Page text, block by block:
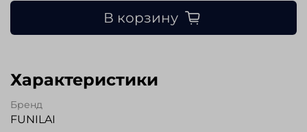
В корзину
Характеристики
Бренд
FUNILAI